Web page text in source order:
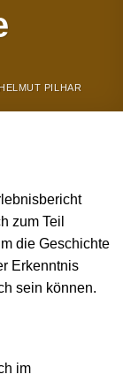
HELMUT PILHAR
zum Teil
die Geschichte
Erkenntnis
sein können.
im